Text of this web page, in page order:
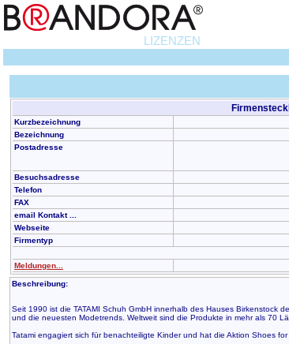
LIZENZEN
Kurzbezeichnung
Bezeichnung
Postadresse
Besuchsadresse
Telefon
FAX
email Kontakt ...
Webseite
Firmentyp
Meldungen...
Beschreibung:
Seit 1990 ist die TATAMI Schuh GmbH innerhalb des Hauses Birkenstock
und die neuesten Modetrends. Weltweit sind die Produkte in mehr als 70
Tatami engagiert sich für benachteiligte Kinder und hat die Aktion Shoes